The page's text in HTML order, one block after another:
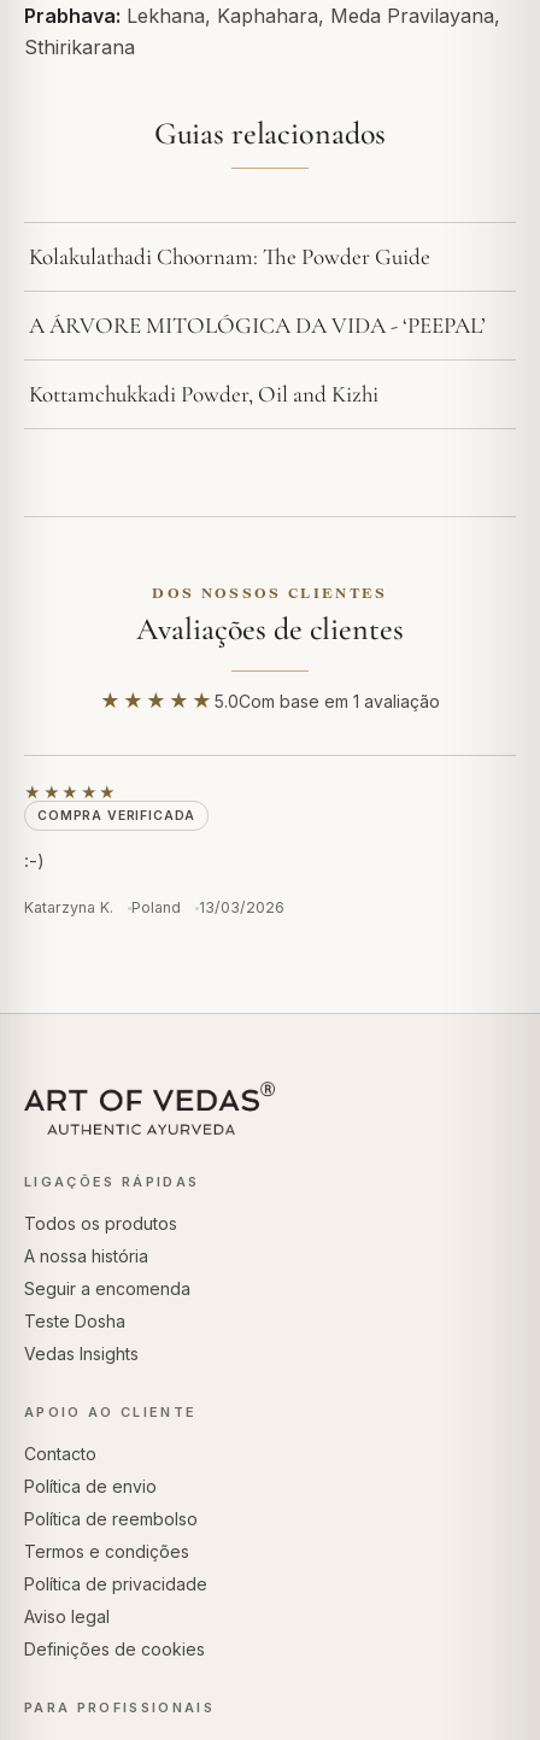
Prabhava: Lekhana, Kaphahara, Meda Pravilayana,
Sthirikarana
Guias relacionados
Kolakulathadi Choornam: The Powder Guide
A ÁRVORE MITOLÓGICA DA VIDA - ‘PEEPAL’
Kottamchukkadi Powder, Oil and Kizhi
DOS NOSSOS CLIENTES
Avaliações de clientes
★★★★★ 5.0Com base em 1 avaliação
★★★★★
COMPRA VERIFICADA
:-)
Katarzyna K. Poland 13/03/2026
LIGAÇÕES RÁPIDAS
Todos os produtos
A nossa história
Seguir a encomenda
Teste Dosha
Vedas Insights
APOIO AO CLIENTE
Contacto
Política de envio
Política de reembolso
Termos e condições
Política de privacidade
Aviso legal
Definições de cookies
PARA PROFISSIONAIS